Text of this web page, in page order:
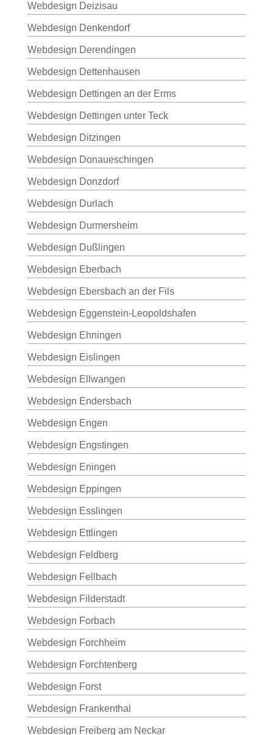
Webdesign Deizisau
Webdesign Denkendorf
Webdesign Derendingen
Webdesign Dettenhausen
Webdesign Dettingen an der Erms
Webdesign Dettingen unter Teck
Webdesign Ditzingen
Webdesign Donaueschingen
Webdesign Donzdorf
Webdesign Durlach
Webdesign Durmersheim
Webdesign Dußlingen
Webdesign Eberbach
Webdesign Ebersbach an der Fils
Webdesign Eggenstein-Leopoldshafen
Webdesign Ehningen
Webdesign Eislingen
Webdesign Ellwangen
Webdesign Endersbach
Webdesign Engen
Webdesign Engstingen
Webdesign Eningen
Webdesign Eppingen
Webdesign Esslingen
Webdesign Ettlingen
Webdesign Feldberg
Webdesign Fellbach
Webdesign Filderstadt
Webdesign Forbach
Webdesign Forchheim
Webdesign Forchtenberg
Webdesign Forst
Webdesign Frankenthal
Webdesign Freiberg am Neckar